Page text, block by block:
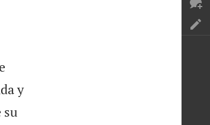
y
su